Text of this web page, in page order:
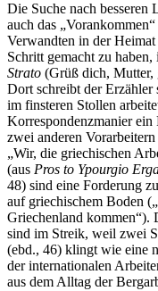
Die Suche nach besseren
auch das
Verwandten in der
Schritt gemacht zu haben,
Strato (Grüß dich, Mutter,
Dort schreibt der Erzähler
im finsteren Stollen
Korrespondenzmanier
zwei anderen
„Wir, die griechischen
(aus Pros to Ypourgio
48) sind eine Forderung
auf griechischem Boden
Griechenland kommen“).
sind im Streik, weil zwei
(ebd., 46) klingt wie eine
der internationalen
aus dem Alltag der